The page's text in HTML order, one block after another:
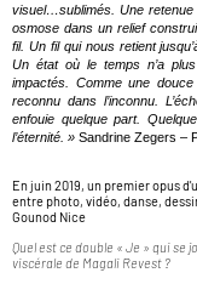
visuel…sublimés. Une
osmose dans un relief
fil. Un fil qui nous retient
Un état où le temps n’a
impactés. Comme une
reconnu dans l’inconnu.
enfouie quelque part.
l’éternité. » Sandrine Zegers –
En juin 2019, un premier opus
entre photo, vidéo, danse,
Gounod Nice
Quel est ce double « Je » qui se
viscérale de Magali Revest ?